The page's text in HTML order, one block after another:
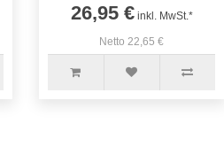
26,95 €inkl. MwSt.*
Netto 22,65 €